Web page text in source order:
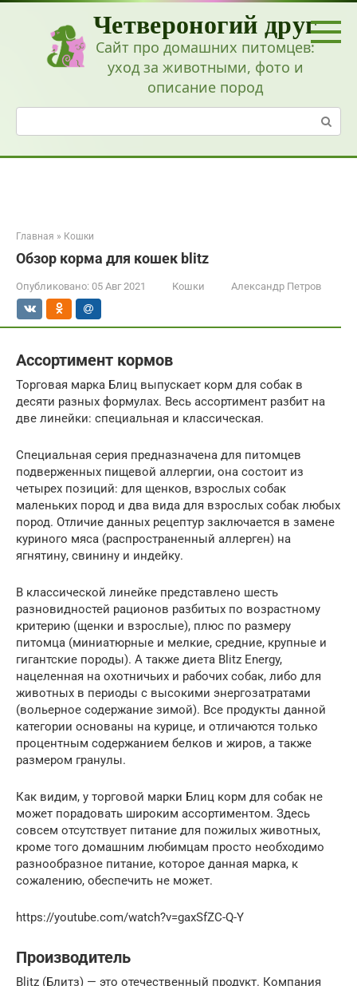
Перейти
Четвероногий друг
Сайт про домашних питомцев:
уход за животными, фото и
описание пород
Поиск:
Главная » Кошки
Обзор корма для кошек blitz
Опубликовано: 05 Авг 2021 Кошки Александр Петров
Ассортимент кормов
Торговая марка Блиц выпускает корм для собак в
десяти разных формулах. Весь ассортимент разбит на
две линейки: специальная и классическая.
Специальная серия предназначена для питомцев
подверженных пищевой аллергии, она состоит из
четырех позиций: для щенков, взрослых собак
маленьких пород и два вида для взрослых собак любых
пород. Отличие данных рецептур заключается в замене
куриного мяса (распространенный аллерген) на
ягнятину, свинину и индейку.
В классической линейке представлено шесть
разновидностей рационов разбитых по возрастному
критерию (щенки и взрослые), плюс по размеру
питомца (миниатюрные и мелкие, средние, крупные и
гигантские породы). А также диета Blitz Energy,
нацеленная на охотничьих и рабочих собак, либо для
животных в периоды с высокими энергозатратами
(вольерное содержание зимой). Все продукты данной
категории основаны на курице, и отличаются только
процентным содержанием белков и жиров, а также
размером гранулы.
Как видим, у торговой марки Блиц корм для собак не
может порадовать широким ассортиментом. Здесь
совсем отсутствует питание для пожилых животных,
кроме того домашним любимцам просто необходимо
разнообразное питание, которое данная марка, к
сожалению, обеспечить не может.
https://youtube.com/watch?v=gaxSfZC-Q-Y
Производитель
Blitz (Блитз) — это отечественный продукт. Компания